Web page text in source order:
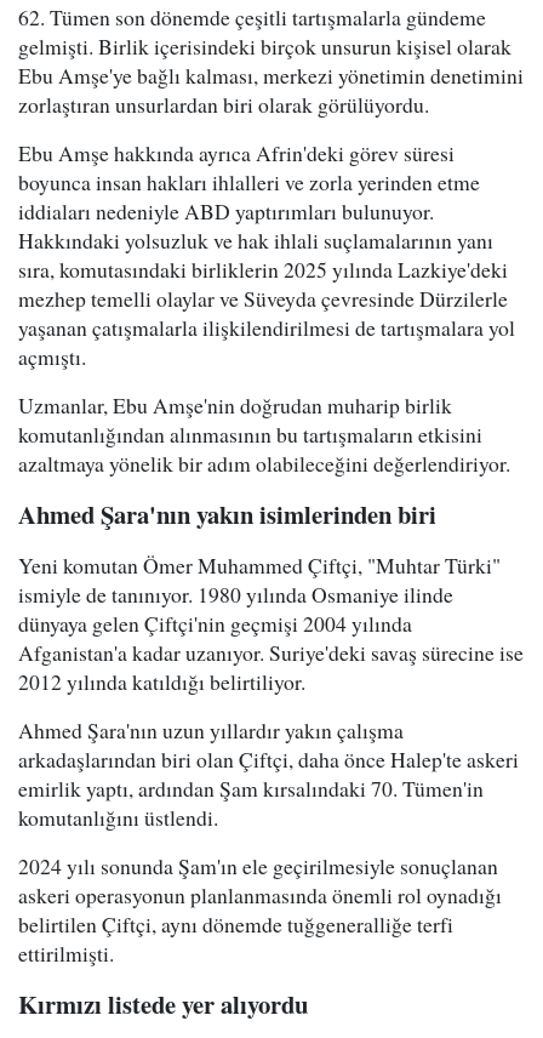
62. Tümen son dönemde çeşitli tartışmalarla gündeme
gelmişti. Birlik içerisindeki birçok unsurun kişisel olarak
Ebu Amşe'ye bağlı kalması, merkezi yönetimin denetimini
zorlaştıran unsurlardan biri olarak görülüyordu.
Ebu Amşe hakkında ayrıca Afrin'deki görev süresi
boyunca insan hakları ihlalleri ve zorla yerinden etme
iddiaları nedeniyle ABD yaptırımları bulunuyor.
Hakkındaki yolsuzluk ve hak ihlali suçlamalarının yanı
sıra, komutasındaki birliklerin 2025 yılında Lazkiye'deki
mezhep temelli olaylar ve Süveyda çevresinde Dürzilerle
yaşanan çatışmalarla ilişkilendirilmesi de tartışmalara yol
açmıştı.
Uzmanlar, Ebu Amşe'nin doğrudan muharip birlik
komutanlığından alınmasının bu tartışmaların etkisini
azaltmaya yönelik bir adım olabileceğini değerlendiriyor.
Ahmed Şara'nın yakın isimlerinden biri
Yeni komutan Ömer Muhammed Çiftçi, "Muhtar Türki"
ismiyle de tanınıyor. 1980 yılında Osmaniye ilinde
dünyaya gelen Çiftçi'nin geçmişi 2004 yılında
Afganistan'a kadar uzanıyor. Suriye'deki savaş sürecine ise
2012 yılında katıldığı belirtiliyor.
Ahmed Şara'nın uzun yıllardır yakın çalışma
arkadaşlarından biri olan Çiftçi, daha önce Halep'te askeri
emirlik yaptı, ardından Şam kırsalındaki 70. Tümen'in
komutanlığını üstlendi.
2024 yılı sonunda Şam'ın ele geçirilmesiyle sonuçlanan
askeri operasyonun planlanmasında önemli rol oynadığı
belirtilen Çiftçi, aynı dönemde tuğgeneralliğe terfi
ettirilmişti.
Kırmızı listede yer alıyordu